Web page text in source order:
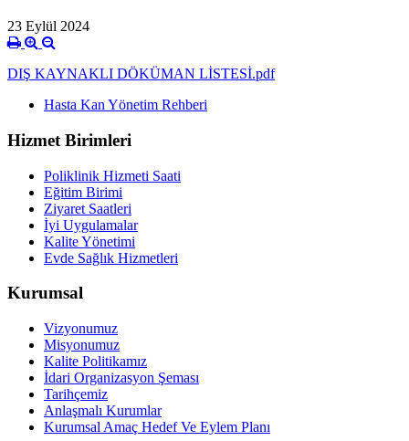
23 Eylül 2024
DIŞ KAYNAKLI DÖKÜMAN LİSTESİ.pdf
Hasta Kan Yönetim Rehberi
Hizmet Birimleri
Poliklinik Hizmeti Saati
Eğitim Birimi
Ziyaret Saatleri
İyi Uygulamalar
Kalite Yönetimi
Evde Sağlık Hizmetleri
Kurumsal
Vizyonumuz
Misyonumuz
Kalite Politikamız
İdari Organizasyon Şeması
Tarihçemiz
Anlaşmalı Kurumlar
Kurumsal Amaç Hedef Ve Eylem Planı